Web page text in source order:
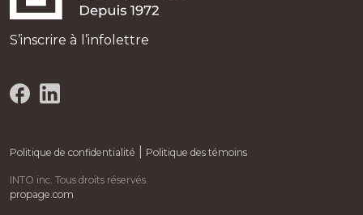
S’inscrire à l’infolettre
Politique de confidentialité | Politique des témoins
INTO inc. Tous droits réservés.
propage.com